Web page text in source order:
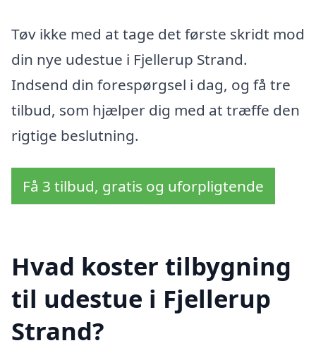
Tøv ikke med at tage det første skridt mod
din nye udestue i Fjellerup Strand.
Indsend din forespørgsel i dag, og få tre
tilbud, som hjælper dig med at træffe den
rigtige beslutning.
Få 3 tilbud, gratis og uforpligtende
Hvad koster tilbygning
til udestue i Fjellerup
Strand?